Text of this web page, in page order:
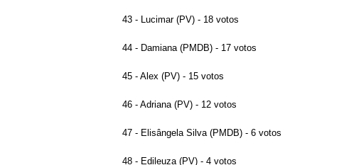
43 - Lucimar (PV) - 18 votos
44 - Damiana (PMDB) - 17 votos
45 - Alex (PV) - 15 votos
46 - Adriana (PV) - 12 votos
47 - Elisângela Silva (PMDB) - 6 votos
48 - Edileuza (PV) - 4 votos